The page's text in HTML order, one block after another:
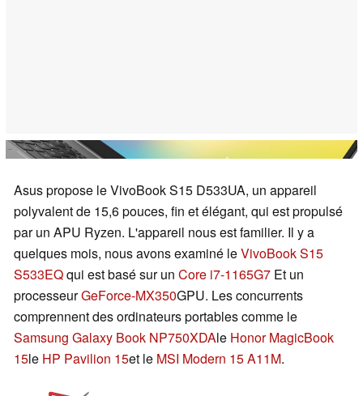
Asus propose le VivoBook S15 D533UA, un appareil
polyvalent de 15,6 pouces, fin et élégant, qui est propulsé
par un APU Ryzen. L'appareil nous est familier. Il y a
quelques mois, nous avons examiné leVivoBook S15
S533EQqui est basé sur un Core i7-1165G7 Et un
processeurGeForce-MX350GPU. Les concurrents
comprennent des ordinateurs portables comme le
Samsung Galaxy Book NP750XDAle Honor MagicBook
15le HP Pavilion 15et le MSI Modern 15 A11M.